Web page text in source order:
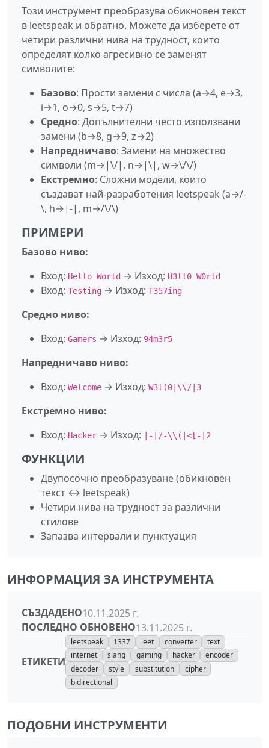
Този инструмент преобразува обикновен текст
в leetspeak и обратно. Можете да изберете от
четири различни нива на трудност, които
определят колко агресивно се заменят
символите:
Базово: Прости замени с числа (a→4, e→3,
i→1, o→0, s→5, t→7)
Средно: Допълнителни често използвани
замени (b→8, g→9, z→2)
Напредничаво: Замени на множество
символи (m→|\/|, n→|\|, w→\/\/)
Екстремно: Сложни модели, които
създават най-разработения leetspeak (a→/-
\, h→|-|, m→/\/\)
ПРИМЕРИ
Базово ниво:
Вход: Hello World → Изход: H3ll0 W0rld
Вход: Testing → Изход: T357ing
Средно ниво:
Вход: Gamers → Изход: 94m3r5
Напредничаво ниво:
Вход: Welcome → Изход: W3l(0|\\/|3
Екстремно ниво:
Вход: Hacker → Изход: |-|/-\\(|<[-|2
ФУНКЦИИ
Двупосочно преобразуване (обикновен
текст ↔ leetspeak)
Четири нива на трудност за различни
стилове
Запазва интервали и пунктуация
ИНФОРМАЦИЯ ЗА ИНСТРУМЕНТА
СЪЗДАДЕНО10.11.2025 г.
ПОСЛЕДНО ОБНОВЕНО13.11.2025 г.
ЕТИКЕТИ
leetspeak 1337 leet converter
text
internet
slang gaming hacker
encoder
decoder
style substitution
cipher
bidirectional
ПОДОБНИ ИНСТРУМЕНТИ